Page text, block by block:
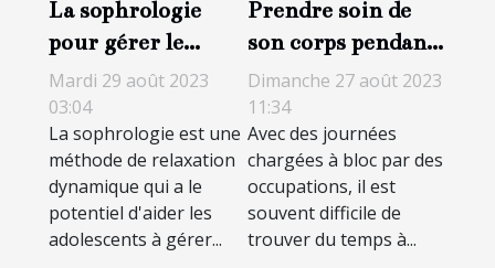
La sophrologie
pour gérer le
stress chez les
adolescents
Mardi 29 août 2023
03:04
La sophrologie est une
méthode de relaxation
dynamique qui a le
potentiel d'aider les
adolescents à gérer...
Prendre soin de
son corps pendant
la nuit : des
astuces pour avoir
un regard plein de
peps
Dimanche 27 août 2023
11:34
Avec des journées
chargées à bloc par des
occupations, il est
souvent difficile de
trouver du temps à...